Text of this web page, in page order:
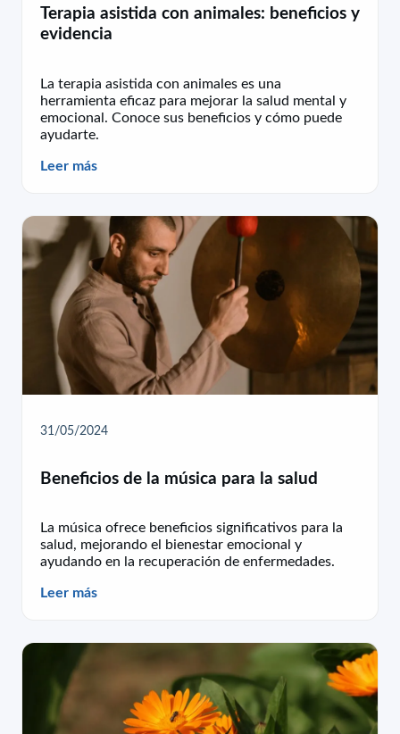
Terapia asistida con animales: beneficios y
evidencia
La terapia asistida con animales es una
herramienta eficaz para mejorar la salud mental y
emocional. Conoce sus beneficios y cómo puede
ayudarte.
Leer más
31/05/2024
Beneficios de la música para la salud
La música ofrece beneficios significativos para la
salud, mejorando el bienestar emocional y
ayudando en la recuperación de enfermedades.
Leer más